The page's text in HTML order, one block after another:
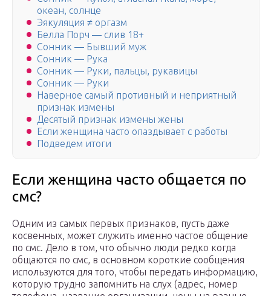
океан, солнце
Эякуляция ≠ оргазм
Белла Порч — слив 18+
Сонник — Бывший муж
Сонник — Рука
Сонник — Руки, пальцы, рукавицы
Сонник — Руки
Наверное самый противный и неприятный
признак измены
Десятый признак измены жены
Если женщина часто опаздывает с работы
Подведем итоги
Если женщина часто общается по
смс?
Одним из самых первых признаков, пусть даже
косвенных, может служить именно частое общение
по смс. Дело в том, что обычно люди редко когда
общаются по смс, в основном короткие сообщения
используются для того, чтобы передать информацию,
которую трудно запомнить на слух (адрес, номер